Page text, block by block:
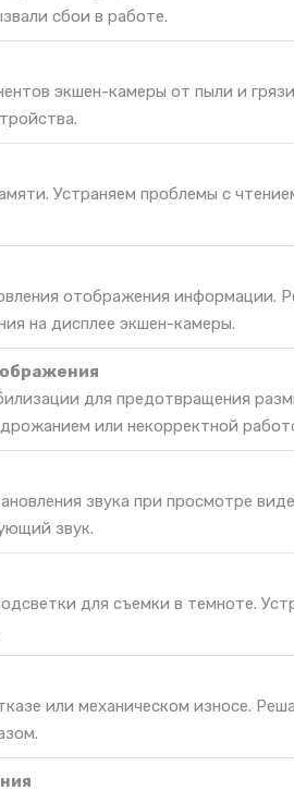
сбои в работе.
экшен-камеры от пыли и
Устраняем проблемы с
отображения информации.
на дисплее экшен-камеры.
для предотвращения
или некорректной
звука при просмотре
звук.
для съемки в темноте.
или механическом износе.